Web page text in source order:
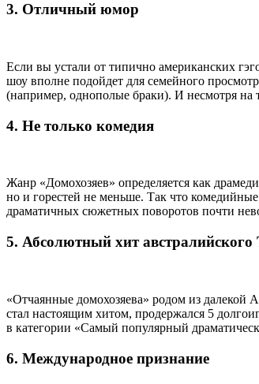
3. Отличный юмор
Если вы устали от типично американских
шоу вполне подойдет для семейного
(например, однополые браки). И несмотря на
4. Не только комедия
Жанр «Домохозяев» определяется как
но и горестей не меньше. Так что
драматичных сюжетных поворотов почти
5. Абсолютный хит
«Отчаянные домохозяева» родом из далекой
стал настоящим хитом, продержался 5
в категории «Самый популярный
6. Международное признание